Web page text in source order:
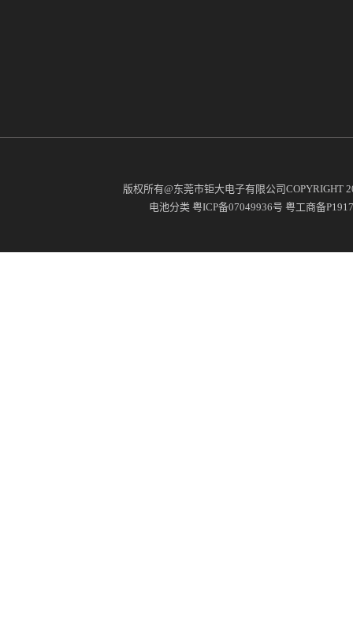
版权所有@东莞市钜大电子有限公司COPYRIGHT
电池分类 粤ICP备07049936号 粤工商备